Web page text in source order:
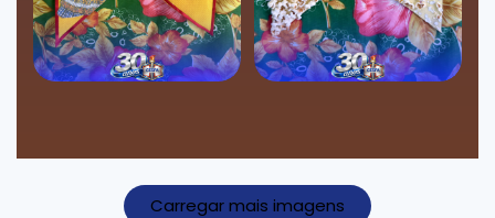
Carregar mais imagens